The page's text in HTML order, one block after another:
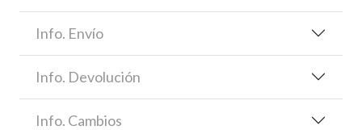
Info. Envío
Info. Devolución
Info. Cambios